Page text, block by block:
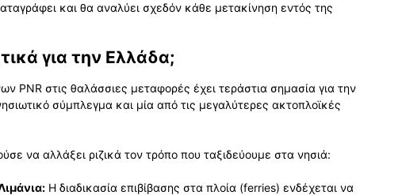
και θα αναλύει σχεδόν κάθε μετακίνηση εντός της
για την Ελλάδα;
PNR στις θαλάσσιες μεταφορές έχει τεράστια σημασία για την
σύμπλεγμα και μία από τις μεγαλύτερες ακτοπλοϊκές
να αλλάξει ριζικά τον τρόπο που ταξιδεύουμε στα νησιά:
Η διαδικασία επιβίβασης στα πλοία (ferries) ενδέχεται να